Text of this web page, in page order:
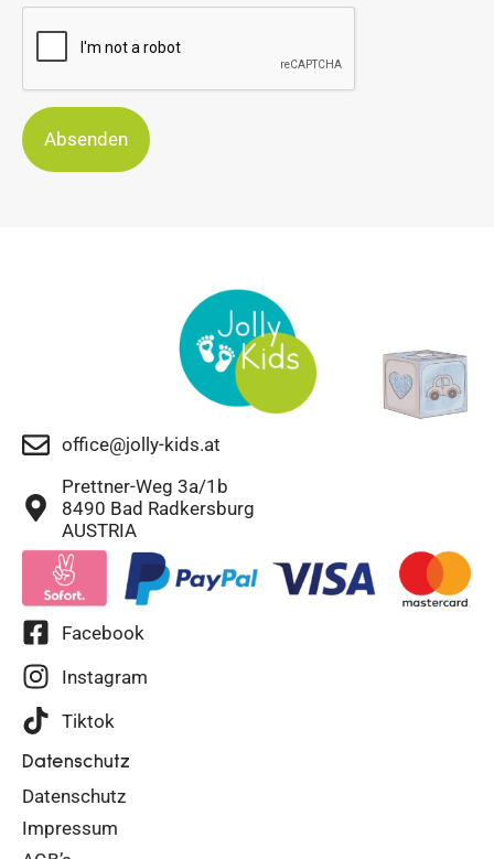
Absenden
office@jolly-kids.at
Prettner-Weg 3a/1b
8490 Bad Radkersburg
AUSTRIA
Facebook
Instagram
Tiktok
Datenschutz
Datenschutz
Impressum